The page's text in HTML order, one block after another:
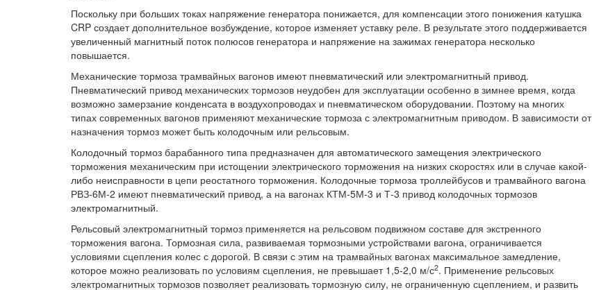
Поскольку при больших токах напряжение генератора понижается, для компенсации этого понижения катушка
CRP создает дополнительное возбуждение, которое изменяет уставку реле. В результате этого поддерживается
увеличенный магнитный поток полюсов генератора и напряжение на зажимах генератора несколько
повышается.
Механические тормоза трамвайных вагонов имеют пневматический или электромагнитный привод.
Пневматический привод механических тормозов неудобен для эксплуатации особенно в зимнее время, когда
возможно замерзание конденсата в воздухопроводах и пневматическом оборудовании. Поэтому на многих
типах современных вагонов применяют механические тормоза с электромагнитным приводом. В зависимости от
назначения тормоз может быть колодочным или рельсовым.
Колодочный тормоз барабанного типа предназначен для автоматического замещения электрического
торможения механическим при истощении электрического торможения на низких скоростях или в случае какой-
либо неисправности в цепи реостатного торможения. Колодочные тормоза троллейбусов и трамвайного вагона
РВЗ-6М-2 имеют пневматический привод, а на вагонах КТМ-5М-3 и Т-3 привод колодочных тормозов
электромагнитный.
Рельсовый электромагнитный тормоз применяется на рельсовом подвижном составе для экстренного
торможения вагона. Тормозная сила, развиваемая тормозными устройствами вагона, ограничивается
условиями сцепления колес с дорогой. В связи с этим на трамвайных вагонах максимальное замедление,
которое можно реализовать по условиям сцепления, не превышает 1,5-2,0 м/с2. Применение рельсовых
электромагнитных тормозов позволяет реализовать тормозную силу, не ограниченную сцеплением, и развить